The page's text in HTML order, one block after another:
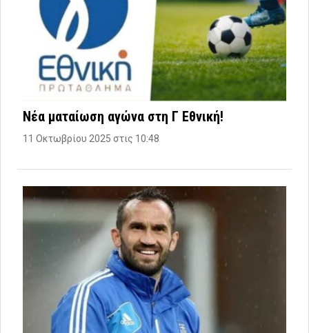
Νέα ματαίωση αγώνα στη Γ Εθνική!
11 Οκτωβρίου 2025 στις 10:48